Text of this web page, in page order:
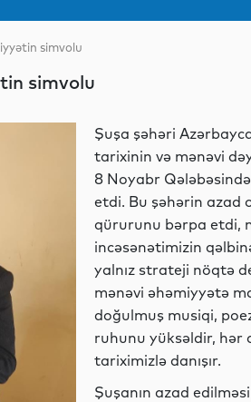
Turizm
Hadisə
simvolu
simvolu
Şuşa şəhəri
tarixinin və mənəvi
8 Noyabr
etdi. Bu şəhərin azad
qürurunu bərpa etdi,
incəsənətimizin
yalnız strateji nöqtə
mənəvi əhəmiyyətə
doğulmuş musiqi,
ruhunu yüksəldir, hər
tariximizlə danışır.
Şuşanın azad